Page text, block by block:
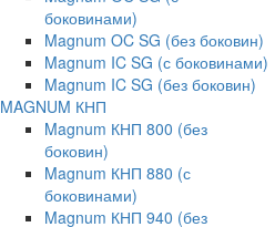
боковинами)
Magnum OC SG (без боковин)
Magnum IC SG (с боковинами)
Magnum IC SG (без боковин)
MAGNUM КНП
Magnum КНП 800 (без
боковин)
Magnum КНП 880 (с
боковинами)
Magnum КНП 940 (без